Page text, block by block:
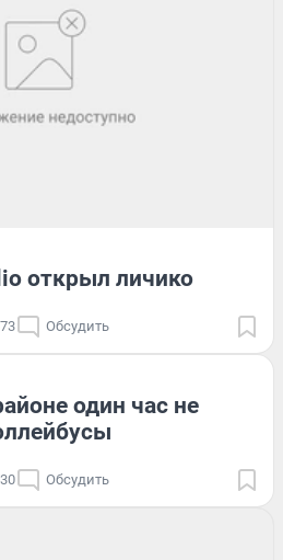
открыл личико
Обсудить
один час не
Обсудить